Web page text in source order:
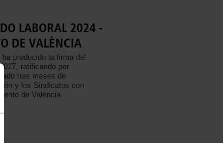
LABORAL 2024 -
DE VALÈNCIA
producido la firma del
ratificando por
tras meses de
y los Sindicatos con
de València.